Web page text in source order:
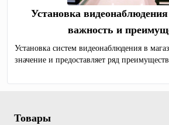
Установка
важность и
Установка систем видеонаблюдения в
значение и предоставляет ряд преимуществ.
Товары